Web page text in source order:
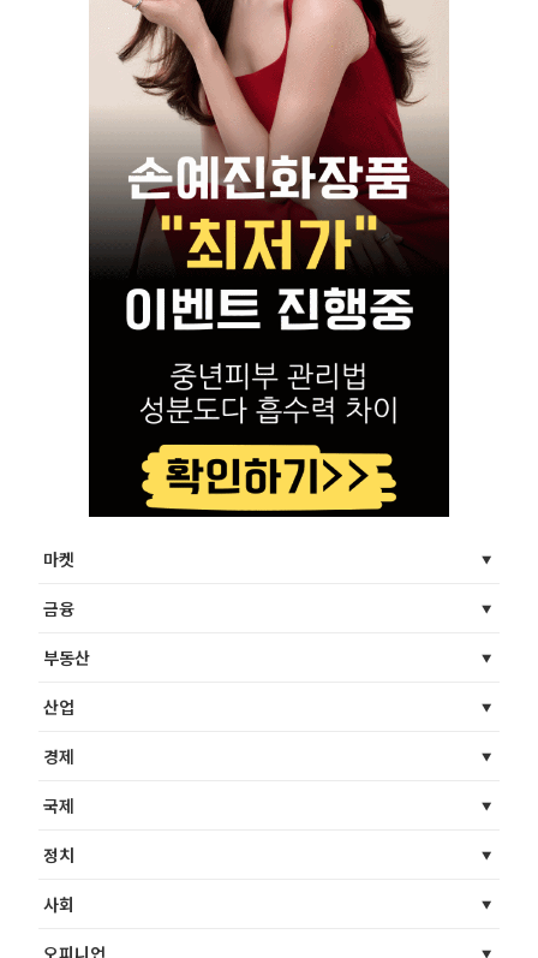
마켓
금융
부동산
산업
경제
국제
정치
사회
오피니언